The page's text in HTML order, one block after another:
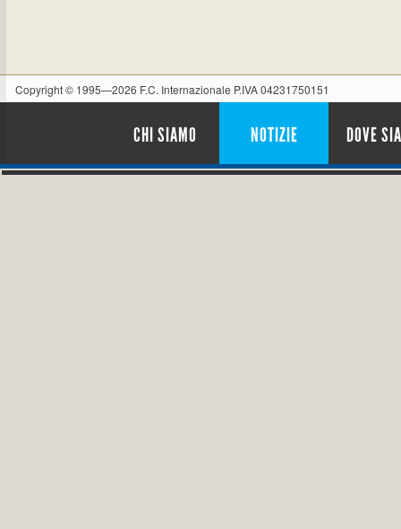
Copyright © 1995—2026 F.C. Internazionale P.IVA 04231750151
CHI SIAMO NOTIZIE DOVE